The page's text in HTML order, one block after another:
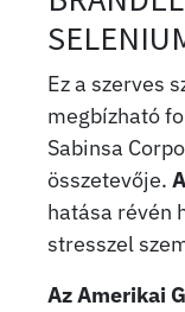
Ez a szerves
megbízható
Sabinsa
összetevője.
hatása révén
stresszel
Az Amerikai